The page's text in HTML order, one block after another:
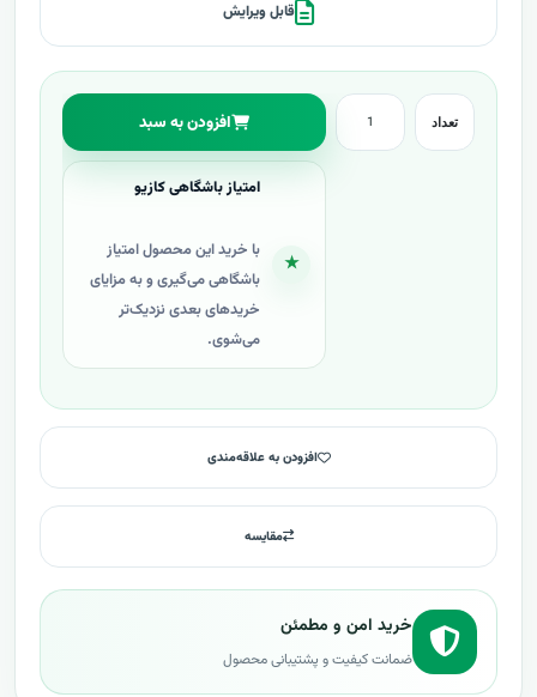
قابل ویرایش
تعداد افزودن به سبد
★
امتیاز باشگاهی کازیو
با خرید این محصول امتیاز
باشگاهی می‌گیری و به مزایای
خریدهای بعدی نزدیک‌تر
می‌شوی.
افزودن به علاقه‌مندی
مقایسه
خرید امن و مطمئن
ضمانت کیفیت و پشتیبانی محصول